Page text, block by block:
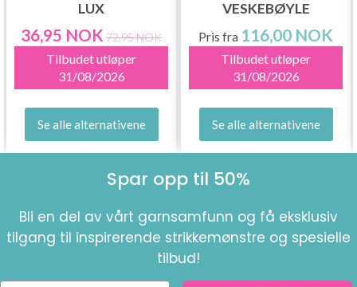
LUX
36,95 NOK 72,95 NOK
Tilbudet utløper
31/08/2026
Se alle alternativene
VESKEBØYLE
Pris fra 116,00 NOK
Tilbudet utløper
31/08/2026
Se alle alternativene
Spar opp til 50%
Bli en del av vårt garnsamfunn og få eksklusiv
tilgang til inspirerende strikkemønstre og spesielle
tilbud!